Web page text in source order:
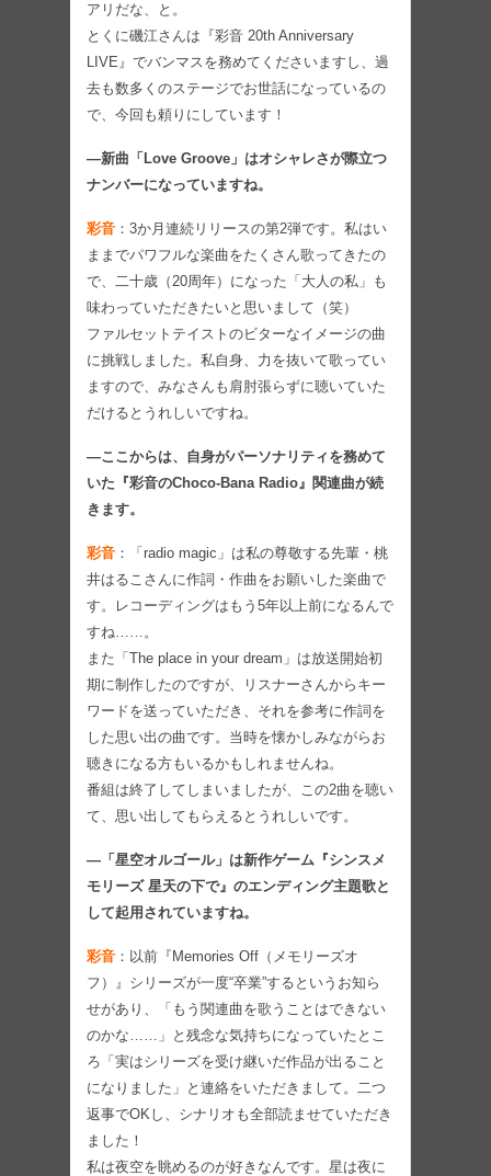
アリだな、と。
とくに磯江さんは『彩音 20th Anniversary
LIVE』でバンマスを務めてくださいますし、過
去も数多くのステージでお世話になっているの
で、今回も頼りにしています！
―新曲「Love Groove」はオシャレさが際立つ
ナンバーになっていますね。
彩音 ：3か月連続リリースの第2弾です。私はい
ままでパワフルな楽曲をたくさん歌ってきたの
で、二十歳（20周年）になった「大人の私」も
味わっていただきたいと思いまして（笑）
ファルセットテイストのビターなイメージの曲
に挑戦しました。私自身、力を抜いて歌ってい
ますので、みなさんも肩肘張らずに聴いていた
だけるとうれしいですね。
―ここからは、自身がパーソナリティを務めて
いた『彩音のChoco-Bana Radio』関連曲が続
きます。
彩音 ：「radio magic」は私の尊敬する先輩・桃
井はるこさんに作詞・作曲をお願いした楽曲で
す。レコーディングはもう5年以上前になるんで
すね……。
また「The place in your dream」は放送開始初
期に制作したのですが、リスナーさんからキー
ワードを送っていただき、それを参考に作詞を
した思い出の曲です。当時を懐かしみながらお
聴きになる方もいるかもしれませんね。
番組は終了してしまいましたが、この2曲を聴い
て、思い出してもらえるとうれしいです。
―「星空オルゴール」は新作ゲーム『シンスメ
モリーズ 星天の下で』のエンディング主題歌と
して起用されていますね。
彩音 ：以前『Memories Off（メモリーズオ
フ）』シリーズが一度“卒業”するというお知ら
せがあり、「もう関連曲を歌うことはできない
のかな……」と残念な気持ちになっていたとこ
ろ「実はシリーズを受け継いだ作品が出ること
になりました」と連絡をいただきまして。二つ
返事でOKし、シナリオも全部読ませていただき
ました！
私は夜空を眺めるのが好きなんです。星は夜に